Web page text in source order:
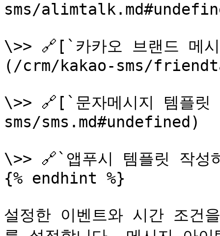
sms/
\>> 🔗[`카카오 브랜드 메
(/crm/kakao-sms/
\>> 🔗[`문자메시지 템플
sms/sms.md#undefined)
\>> 🔗`앱푸시 템플릿 작성
{% endhint %}
설정한 이벤트와 시간 조건